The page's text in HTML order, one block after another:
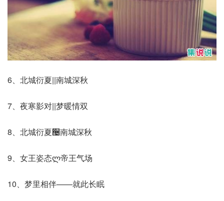
6、北城衍夏||南城深秋
7、夜寒影对||梦暖情双
8、北城衍夏઴南城深秋
9、女王姿态ლ帝王气场
10、梦里相伴——就此长眠